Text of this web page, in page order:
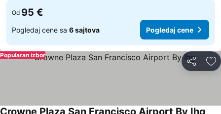
Od 95 €
Pogledaj cene sa 6 sajtova Pogledaj cene
Deli
Popularan izbor
Crowne Plaza San Francisco Airport By Ihg